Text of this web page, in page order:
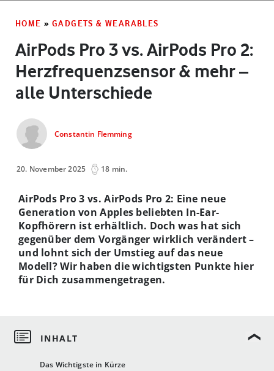
HOME » GADGETS & WEARABLES
AirPods Pro 3 vs. AirPods Pro 2:
Herzfrequenzsensor & mehr –
alle Unterschiede
Constantin Flemming
20. November 2025 18 min.
Das Wichtigste in Kürze
AirPods Pro 3 vs. AirPods Pro 2: Eine neue
Generation von Apples beliebten In-Ear-
Kopfhörern ist erhältlich. Doch was hat sich
gegenüber dem Vorgänger wirklich verändert –
und lohnt sich der Umstieg auf das neue
Modell? Wir haben die wichtigsten Punkte hier
für Dich zusammengetragen.